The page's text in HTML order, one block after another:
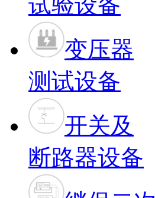
试验设备
变压器
测试设备
开关及
断路器设备